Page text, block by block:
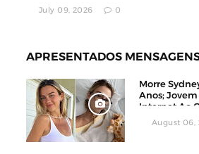
July 09, 2026 0
APRESENTADOS
Morre
Anos;
Internet Ao
Luta Contra
August 06,